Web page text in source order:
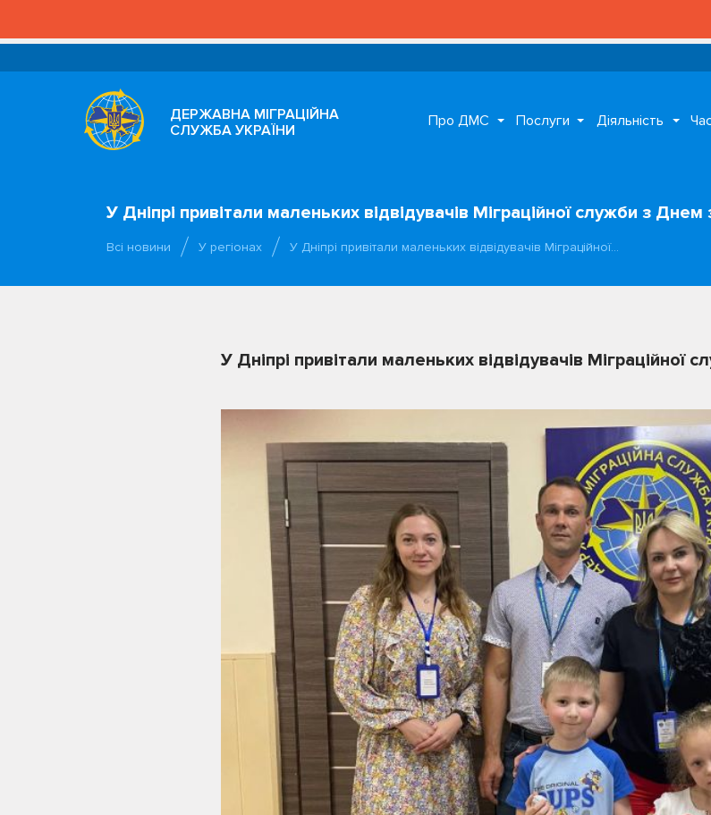
ДЕРЖАВНА МІГРАЦІЙНА
СЛУЖБА УКРАЇНИ
Про ДМС Послуги Діяльність
У Дніпрі привітали маленьких відвідувачів Міграційної служби з Днем
Всі новини У регіонах У Дніпрі привітали маленьких відвідувачів Міграційної…
У Дніпрі привітали маленьких відвідувачів Міграційної